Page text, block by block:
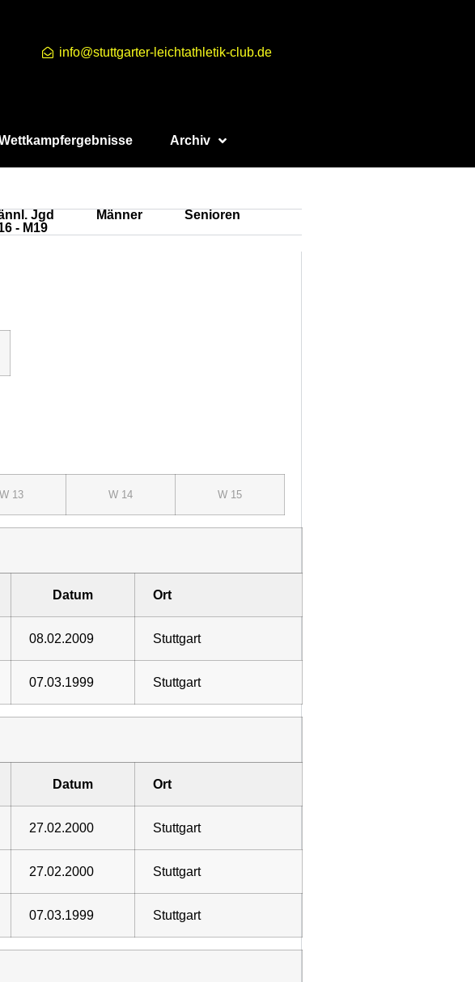
info@stuttgarter-leichtathletik-club.de
Archiv
Jgd
- M19
Männer Senioren
W 13 W 14 W 15
Datum Ort
08.02.2009 Stuttgart
07.03.1999 Stuttgart
Datum Ort
27.02.2000 Stuttgart
27.02.2000 Stuttgart
07.03.1999 Stuttgart